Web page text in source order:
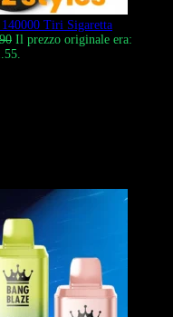
Tiri Sigaretta
Il prezzo originale era: